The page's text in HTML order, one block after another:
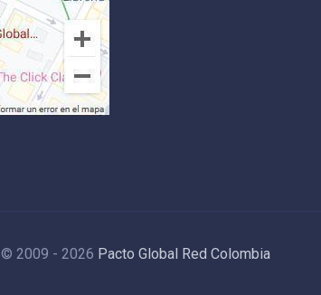
© 2009 - 2026 Pacto Global Red Colombia